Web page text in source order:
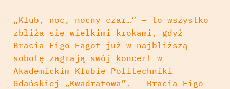
„Klub, noc, nocny czar…” – to wszystko
zbliża się wielkimi krokami, gdyż
Bracia Figo Fagot już w najbliższą
sobotę zagrają swój koncert w
Akademickim Klubie Politechniki
Gdańskiej „Kwadratowa”. Bracia Figo